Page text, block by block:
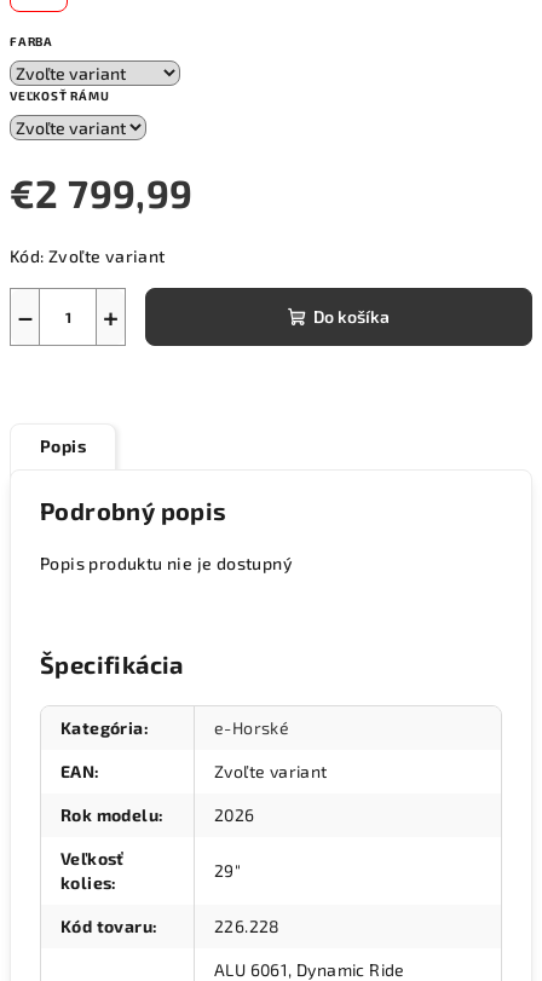
FARBA
VEĽKOSŤ RÁMU
€2 799,99
cena:
Kód: Zvoľte variant
+
− Do košíka
Popis
Podrobný popis
Popis produktu nie je dostupný
Špecifikácia
Kategória: e-Horské
EAN: Zvoľte variant
Rok modelu: 2026
Veľkosť
kolies:
29"
Kód tovaru: 226.228
ALU 6061, Dynamic Ride